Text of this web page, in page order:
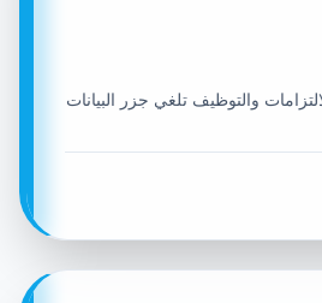
والتوظيف تلغي جزر البيانات